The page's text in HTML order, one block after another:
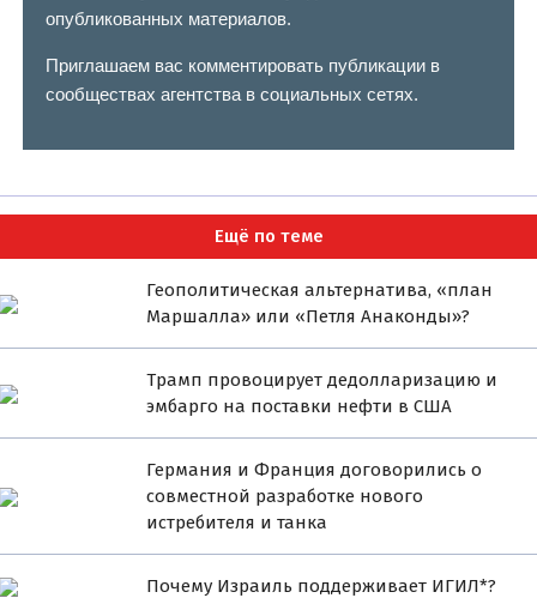
опубликованных материалов.
Приглашаем вас комментировать публикации в
сообществах агентства в социальных сетях.
Ещё по теме
Геополитическая альтернатива, «план
Маршалла» или «Петля Анаконды»?
Трамп провоцирует дедолларизацию и
эмбарго на поставки нефти в США
Германия и Франция договорились о
совместной разработке нового
истребителя и танка
Почему Израиль поддерживает ИГИЛ*?